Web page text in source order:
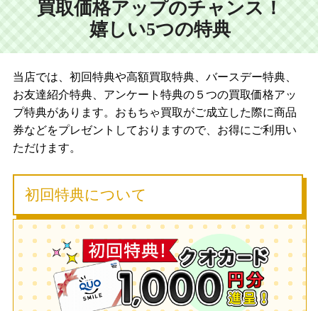
買取価格アップのチャンス！
嬉しい5つの特典
当店では、初回特典や高額買取特典、バースデー特典、
お友達紹介特典、アンケート特典の５つの買取価格アッ
プ特典があります。おもちゃ買取がご成立した際に商品
券などをプレゼントしておりますので、お得にご利用い
ただけます。
初回特典について